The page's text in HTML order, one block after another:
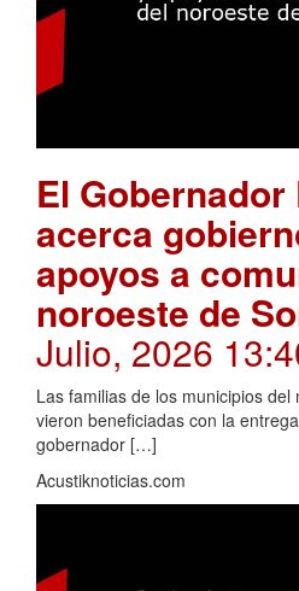
El Gobernador
acerca
apoyos a
noroeste de
Julio, 2026
Las familias de los municipios
vieron beneficiadas con la
gobernador […]
Acustiknoticias.com